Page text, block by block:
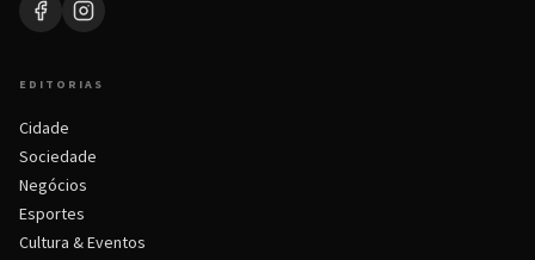
EDITORIAS
Cidade
Sociedade
Negócios
Esportes
Cultura & Eventos